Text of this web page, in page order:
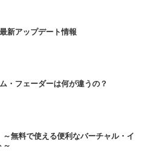
新アップデート情報
・フェーダーは何が違うの？
無料で使える便利なバーチャル・イ
～